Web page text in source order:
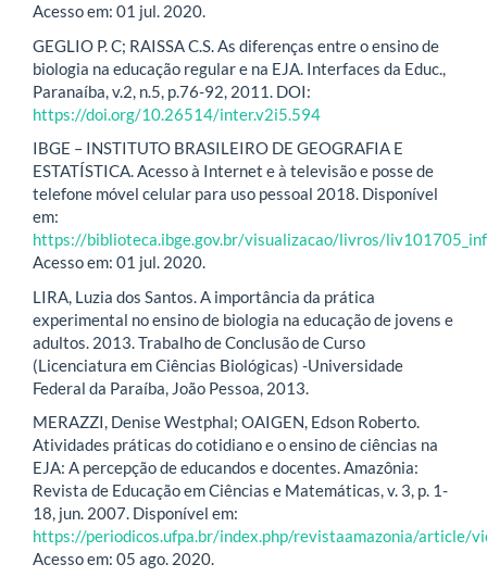
Acesso em: 01 jul. 2020.
GEGLIO P. C; RAISSA C.S. As diferenças entre o ensino de
biologia na educação regular e na EJA. Interfaces da Educ.,
Paranaíba, v.2, n.5, p.76-92, 2011. DOI:
https://doi.org/10.26514/inter.v2i5.594
IBGE – INSTITUTO BRASILEIRO DE GEOGRAFIA E
ESTATÍSTICA. Acesso à Internet e à televisão e posse de
telefone móvel celular para uso pessoal 2018. Disponível
em:
https://biblioteca.ibge.gov.br/visualizacao/livros/
Acesso em: 01 jul. 2020.
LIRA, Luzia dos Santos. A importância da prática
experimental no ensino de biologia na educação de jovens e
adultos. 2013. Trabalho de Conclusão de Curso
(Licenciatura em Ciências Biológicas) -Universidade
Federal da Paraíba, João Pessoa, 2013.
MERAZZI, Denise Westphal; OAIGEN, Edson Roberto.
Atividades práticas do cotidiano e o ensino de ciências na
EJA: A percepção de educandos e docentes. Amazônia:
Revista de Educação em Ciências e Matemáticas, v. 3, p. 1-
18, jun. 2007. Disponível em:
https://periodicos.ufpa.br/index.php/revistaamazonia/article/
Acesso em: 05 ago. 2020.